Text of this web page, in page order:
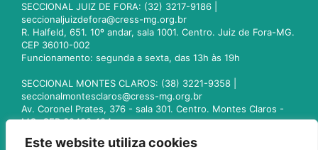
Este website utiliza cookies
SECCIONAL JUIZ DE FORA: (32) 3217-9186 |
seccionaljuizdefora@cress-mg.org.br
R. Halfeld, 651. 10º andar, sala 1001. Centro. Juiz de Fora-MG.
CEP 36010-002
Funcionamento: segunda a sexta, das 13h às 19h
SECCIONAL MONTES CLAROS: (38) 3221-9358 |
seccionalmontesclaros@cress-mg.org.br
Av. Coronel Prates, 376 - sala 301. Centro. Montes Claros -
MG. CEP 39400-104